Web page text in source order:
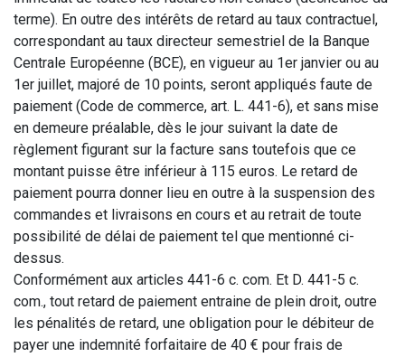
terme). En outre des intérêts de retard au taux contractuel,
correspondant au taux directeur semestriel de la Banque
Centrale Européenne (BCE), en vigueur au 1er janvier ou au
1er juillet, majoré de 10 points, seront appliqués faute de
paiement (Code de commerce, art. L. 441-6), et sans mise
en demeure préalable, dès le jour suivant la date de
règlement figurant sur la facture sans toutefois que ce
montant puisse être inférieur à 115 euros. Le retard de
paiement pourra donner lieu en outre à la suspension des
commandes et livraisons en cours et au retrait de toute
possibilité de délai de paiement tel que mentionné ci-
dessus.
Conformément aux articles 441-6 c. com. Et D. 441-5 c.
com., tout retard de paiement entraine de plein droit, outre
les pénalités de retard, une obligation pour le débiteur de
payer une indemnité forfaitaire de 40 € pour frais de